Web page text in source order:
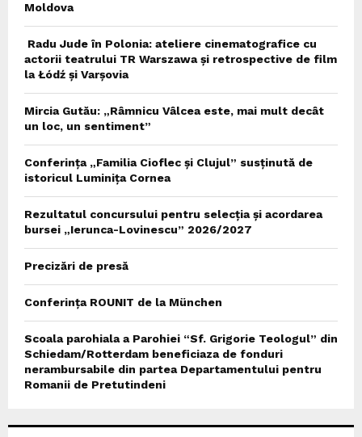
Moldova
Radu Jude în Polonia: ateliere cinematografice cu
actorii teatrului TR Warszawa și retrospective de film
la Łódź și Varșovia
Mircia Gutău: „Râmnicu Vâlcea este, mai mult decât
un loc, un sentiment”
Conferința „Familia Cioflec și Clujul” susținută de
istoricul Luminița Cornea
Rezultatul concursului pentru selecția și acordarea
bursei „Ierunca-Lovinescu” 2026/2027
Precizări de presă
Conferința ROUNIT de la München
Scoala parohiala a Parohiei “Sf. Grigorie Teologul” din
Schiedam/Rotterdam beneficiaza de fonduri
nerambursabile din partea Departamentului pentru
Romanii de Pretutindeni